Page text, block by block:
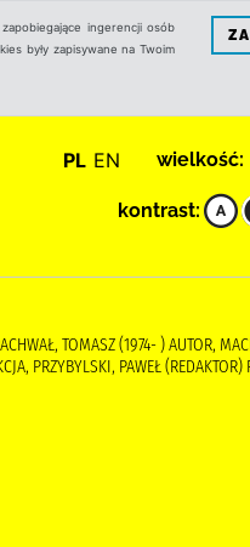
ingerencji osób
były zapisywane na Twoim
PL EN wielkość:
kontrast:
TOMASZ (1974- ) AUTOR,
PRZYBYLSKI, PAWEŁ (REDAKTOR)